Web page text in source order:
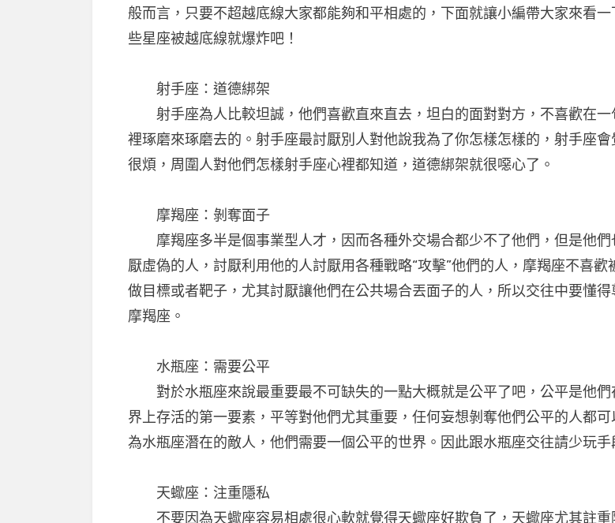
般而言，只要不超越底線大家都能夠和平相處的，下面就讓小編帶大家來看一
些星座被越底線就爆炸吧！
射手座：道德綁架
射手座為人比較坦誠，他們喜歡直來直去，坦白的面對對方，不喜歡在一
裡琢磨來琢磨去的。射手座最討厭別人對他說我為了你怎樣怎樣的，射手座會
很煩，周圍人對他們怎樣射手座心裡都知道，道德綁架就很噁心了。
摩羯座：剝奪面子
摩羯座多半是個事業型人才，因而各種外交場合都少不了他們，但是他們
厭虛偽的人，討厭利用他的人討厭用各種戰略“攻擊”他們的人，摩羯座不喜歡
做目標或者靶子，尤其討厭讓他們在公共場合丟面子的人，所以交往中要懂得
摩羯座。
水瓶座：需要公平
對於水瓶座來說最重要最不可缺失的一點大概就是公平了吧，公平是他們
界上存活的第一要素，平等對他們尤其重要，任何妄想剝奪他們公平的人都可
為水瓶座潛在的敵人，他們需要一個公平的世界。因此跟水瓶座交往請少玩手
天蠍座：注重隱私
不要因為天蠍座容易相處很心軟就覺得天蠍座好欺負了，天蠍座尤其註重